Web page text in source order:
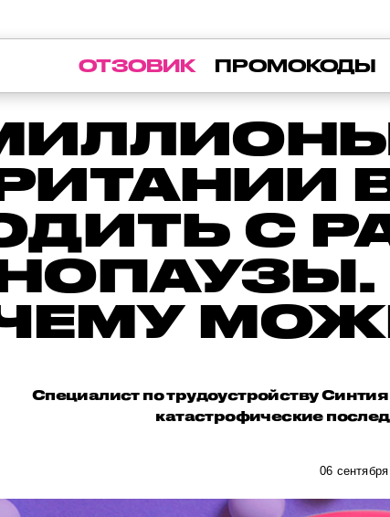
ОТЗОВИК ПРОМОКОДЫ
С
Специалист по трудоустройству
катастрофические
06